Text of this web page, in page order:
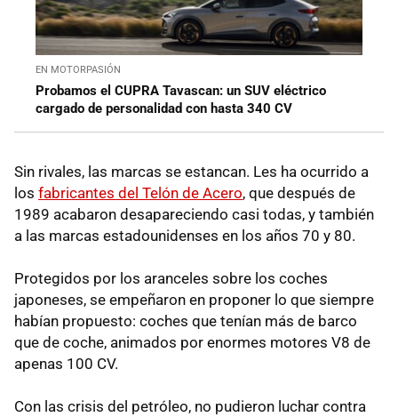
EN MOTORPASIÓN
Probamos el CUPRA Tavascan: un SUV eléctrico
cargado de personalidad con hasta 340 CV
Sin rivales, las marcas se estancan. Les ha ocurrido a
los fabricantes del Telón de Acero, que después de
1989 acabaron desapareciendo casi todas, y también
a las marcas estadounidenses en los años 70 y 80.
Protegidos por los aranceles sobre los coches
japoneses, se empeñaron en proponer lo que siempre
habían propuesto: coches que tenían más de barco
que de coche, animados por enormes motores V8 de
apenas 100 CV.
Con las crisis del petróleo, no pudieron luchar contra